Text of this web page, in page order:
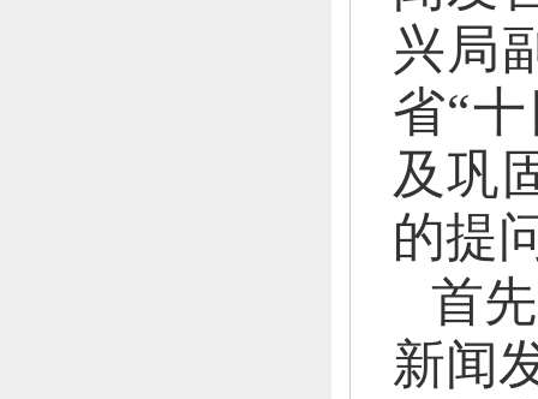
兴局
省“
及巩
的提
首
新闻